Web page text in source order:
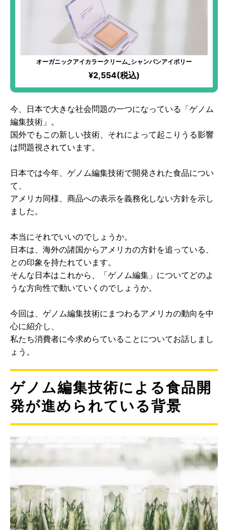
オーガニックアイカラークリーム_シャンパンアイボリー
¥2,554(税込)
今、日本で大きな社会問題の一つになっている「ゲノム
編集技術」。
国外でもこの新しい技術、それによって起こりうる影響
は問題視されています。
日本では今年、ゲノム編集技術で開発された食品につい
て、
アメリカ同様、商品への表示を義務化しない方針を示し
ました。
本当にそれでいいのでしょうか。
日本は、海外の諸国からアメリカの方針を追っている、
との印象を持たれています。
そんな日本はこれから、「ゲノム編集」についてどのよ
うな方向性で動いていくのでしょうか。
今回は、ゲノム編集技術にまつわるアメリカの動向を中
心に紹介し、
私たち消費者に今求めらていることについてお話しまし
ょう。
ゲノム編集技術による食品開
発が進められている背景